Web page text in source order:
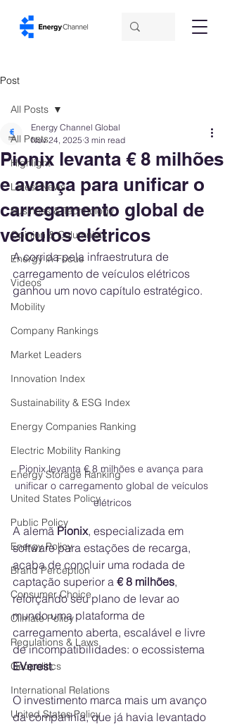
Post
All Posts
Highlight
Latest News
Business & Technology
Opinion & Columnists
Energy in Focus
Videos
Mobility
Company Rankings
Market Leaders
Innovation Index
Sustainability & ESG Index
Energy Companies Ranking
Electric Mobility Ranking
Energy Storage Ranking
United States Policy
Public Policy
Energy Policy
Brand Perception
Consumer Choice
Climate Policy
Regulations & Laws
Geopolitics
International Relations
United States Policy
All Posts
Pionix levanta € 8 milhões
e avança para unificar o
carregamento global de
veículos elétricos
Energy Channel Global
Nov 24, 2025 3 min read
A corrida pela infraestrutura de
carregamento de veículos elétricos
ganhou um novo capítulo estratégico.
Pionix levanta € 8 milhões e avança para
unificar o carregamento global de veículos
elétricos
A alemã Pionix, especializada em
software para estações de recarga,
acaba de concluir uma rodada de
captação superior a € 8 milhões,
reforçando seu plano de levar ao
mundo uma plataforma de
carregamento aberta, escalável e livre
de incompatibilidades: o ecossistema
EVerest.
O investimento marca mais um avanço
da companhia, que já havia levantado